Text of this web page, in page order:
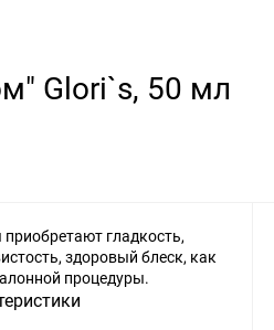
Glori`s, 50 мл
гладкость,
здоровый блеск, как
процедуры.